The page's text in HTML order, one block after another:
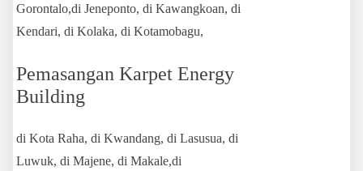
Gorontalo,di Jeneponto, di Kawangkoan, di
Kendari, di Kolaka, di Kotamobagu,
Pemasangan Karpet Energy
Building
di Kota Raha, di Kwandang, di Lasusua, di
Luwuk, di Majene, di Makale,di